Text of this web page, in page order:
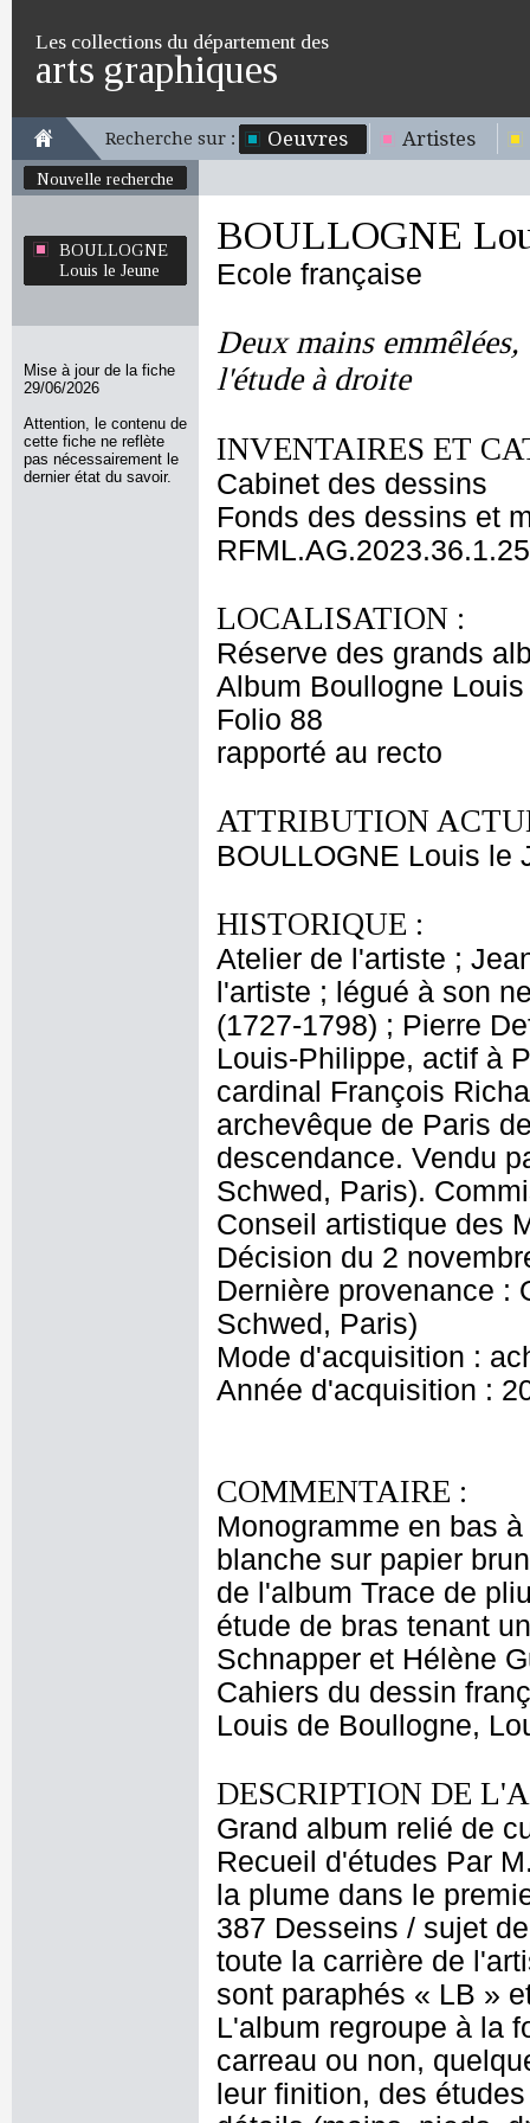
Les collections du département des
arts graphiques
Recherche sur : Oeuvres Artistes
Nouvelle recherche
BOULLOGNE
Louis le Jeune
Mise à jour de la fiche
29/06/2026
Attention, le contenu de
cette fiche ne reflète
pas nécessairement le
dernier état du savoir.
BOULLOGNE
Ecole française
Deux mains
l'étude à droite
INVENTAIRES ET
Cabinet des dessins
Fonds des dessins et
LOCALISATION :
Réserve des grands
Album Boullogne
Folio 88
rapporté au recto
ATTRIBUTION
BOULLOGNE Louis le
HISTORIQUE :
Atelier de l'artiste ;
l'artiste ; légué à son
(1727-1798) ; Pierre
Louis-Philippe, actif à
cardinal François
archevêque de Paris
descendance. Vendu
Schwed, Paris).
Conseil artistique des
Décision du 2
Dernière provenance :
Schwed, Paris)
Mode d'acquisition :
Année d'acquisition :
COMMENTAIRE :
Monogramme en bas
blanche sur papier
de l'album Trace de
étude de bras tenant
Schnapper et Hélène
Cahiers du dessin
Louis de Boullogne,
DESCRIPTION DE
Grand album relié de
Recueil d'études Par
la plume dans le
387 Desseins / sujet
toute la carrière de
sont paraphés « LB »
L'album regroupe à la
carreau ou non,
leur finition, des